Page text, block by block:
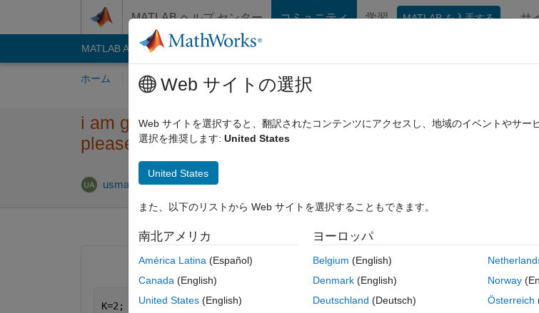
MATLAB ヘルプ センター コミュニティ 学習 MATLAB を入手する サ
MATLAB Answers File Exchange
ホーム 質問する 回答 閲覧 MATLAB に関する FAQ
i am getting an error "Index exceeds the number of array
please can someone correct it. thanks in advance
usman ali 2020 8 月 14
MATLAB
K=2;
Web サイトの選択
Web サイトを選択すると、翻訳されたコンテンツにアクセスし、地域のイベントやサ
選択を推奨します: United States
United States
また、以下のリストから Web サイトを選択することもできます。
南北アメリカ
América Latina (Español)
Canada (English)
United States (English)
ヨーロッパ
Belgium (English)
Denmark (English)
Deutschland (Deutsch)
Norway
Österreich